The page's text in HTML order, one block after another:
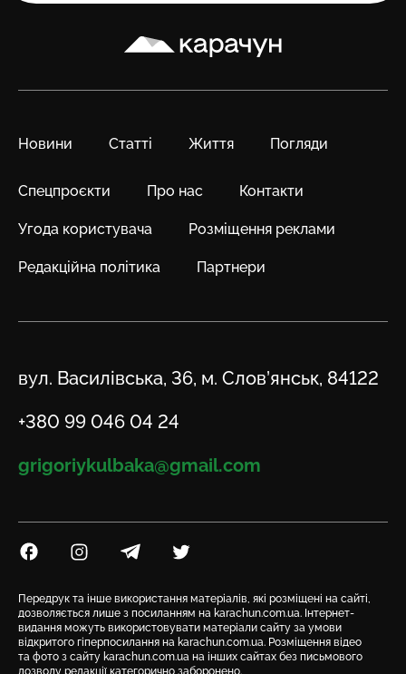
Карачун
Новини Статті Життя Погляди
Спецпроєкти Про нас Контакти
Угода користувача Розміщення реклами
Редакційна політика Партнери
Адреса
вул. Василівська, 36, м. Слов’янськ, 84122
Телефон
+380 99 046 04 24
Email
grigoriykulbaka@gmail.com
Посилання на Facebook
Посилання на Instagram
Посилання на Telegram
Посилання на Twitter
Передрук та інше використання матеріалів, які розміщені на сайті,
дозволяється лише з посиланням на karachun.com.ua. Інтернет-
видання можуть використовувати матеріали сайту за умови
відкритого гіперпосилання на karachun.com.ua. Розміщення відео
та фото з сайту karachun.com.ua на інших сайтах без письмового